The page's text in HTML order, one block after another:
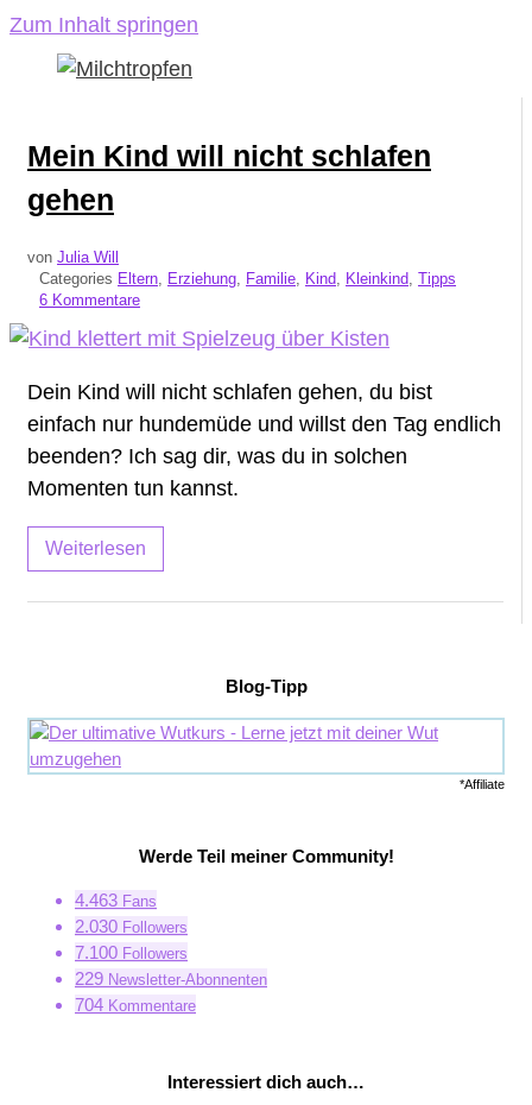
Zum Inhalt springen
Mein Kind will nicht schlafen
gehen
von Julia Will
Categories Eltern Erziehung Familie Kind Kleinkind
Tipps
6 Kommentare
Dein Kind will nicht schlafen gehen, du bist
einfach nur hundemüde und willst den Tag endlich
beenden? Ich sag dir, was du in solchen
Momenten tun kannst.
Weiterlesen
Blog-Tipp
*Affiliate
Werde Teil meiner Community!
4.463 Fans
2.030 Followers
7.100 Followers
229 Newsletter-Abonnenten
704 Kommentare
Interessiert dich auch…